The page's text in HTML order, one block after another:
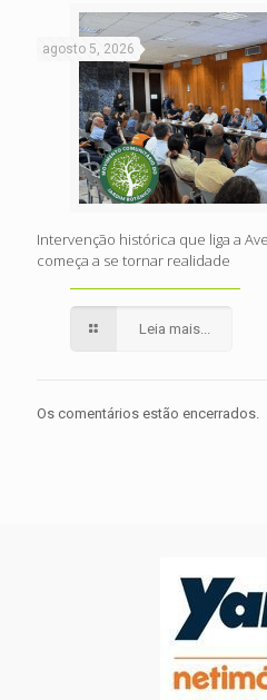
agosto 5, 2026
Intervenção histórica que liga a
começa a se tornar realidade
Leia mais...
Os comentários estão encerrados.